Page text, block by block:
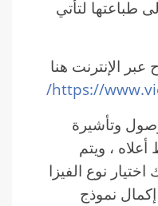
طباعتها لتأتي
الإنترنت هنا
https://
وتأشيرة
أعلاه ، ويتم
نوع الفيزا
نموذج